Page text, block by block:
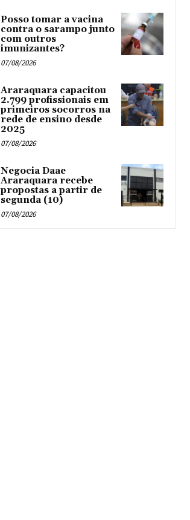
Posso tomar a vacina
contra o sarampo junto
com outros
imunizantes?
07/08/2026
Araraquara capacitou
2.799 profissionais em
primeiros socorros na
rede de ensino desde
2025
07/08/2026
Negocia Daae
Araraquara recebe
propostas a partir de
segunda (10)
07/08/2026